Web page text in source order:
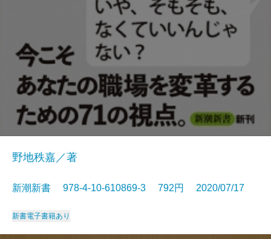
野地秩嘉／著
新潮新書 978-4-10-610869-3 792円 2020/07/17
新書電子書籍あり